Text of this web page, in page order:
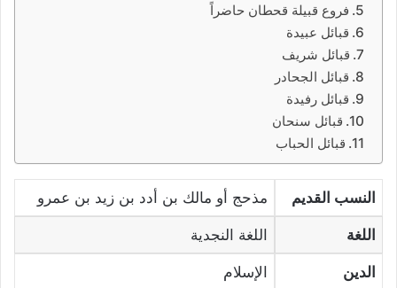
فروع قبيلة قحطان حاضراً
قبائل عبيدة
قبائل شريف
قبائل الجحادر
قبائل رفيدة
قبائل سنحان
قبائل الحباب
النسب القديم مذحج أو مالك بن أدد بن زيد بن عمرو
اللغة اللغة النجدية
الدين الإسلام